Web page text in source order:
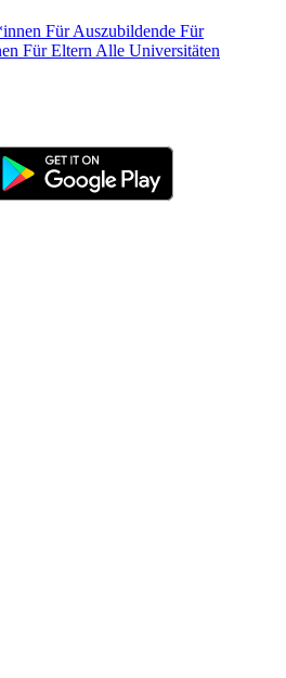
Für Auszubildende Für
Für Eltern Alle Universitäten